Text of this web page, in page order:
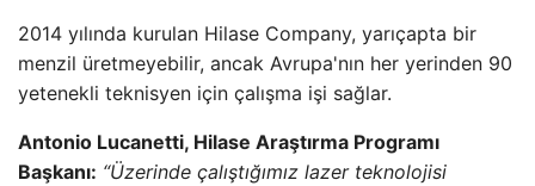
2014 yılında kurulan Hilase Company, yarıçapta bir
menzil üretmeyebilir, ancak Avrupa'nın her yerinden 90
yetenekli teknisyen için çalışma işi sağlar.
Antonio Lucanetti, Hilase Araştırma Programı
Başkanı: “Üzerinde çalıştığımız lazer teknolojisi